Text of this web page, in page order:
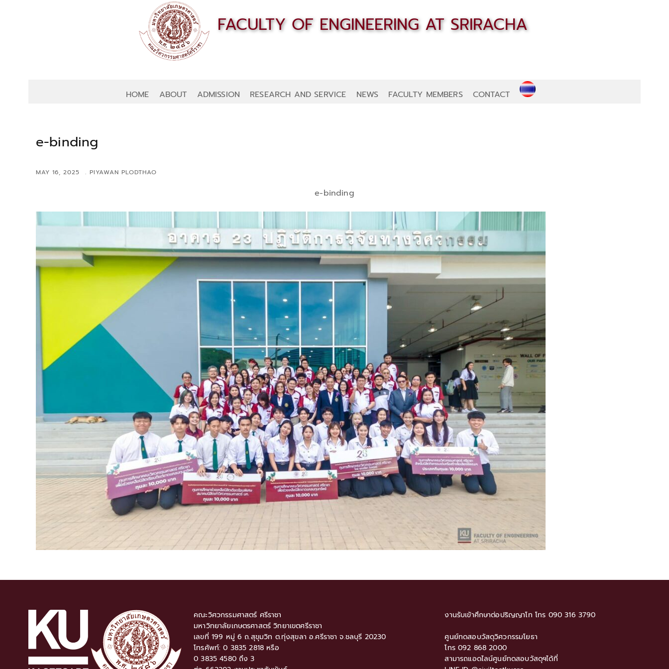
HOME ABOUT ADMISSION RESEARCH AND SERVICE NEWS FACULTY MEMBERS CONTACT
e-binding
MAY 16, 2025 PIYAWAN PLODTHAO
e-binding
คณะวิศวกรรมศาสตร์ ศรีราชา
มหาวิทยาลัยเกษตรศาสตร์ วิทยาเขตศรีราชา
เลขที่ 199 หมู่ 6 ถ.สุขุมวิท ต.ทุ่งสุขลา อ.ศรีราชา จ.ชลบุรี 20230
โทรศัพท์: 0 3835 2818 หรือ
0 3835 4580 ถึง 3
งานรับเขัาศึกษาต่อปริญญาโท โทร 090 316 3790
ศูนย์ทดสอบวัสดุวิศวกรรมโยธา
โทร 092 868 2000
สามารถแอดไลน์ศูนย์ทดสอบวัสดุฯได้ที่